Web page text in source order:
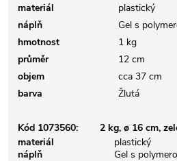
materiál
plastický
náplň
Gel s
hmotnost
1 kg
průměr
12 cm
objem
cca 37 cm
barva
Žlutá
Kód 1073560: 2 kg, ø 16 cm,
materiál
plastický
náplň
Gel s